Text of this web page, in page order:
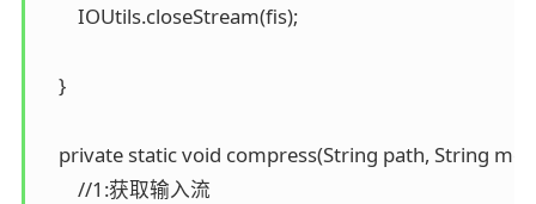
        IOUtils.closeStream(fis);
    }
private static void compress(String path, String
        //1:获取输入流